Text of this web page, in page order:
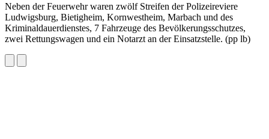
Neben der Feuerwehr waren zwölf Streifen der Polizeireviere
Ludwigsburg, Bietigheim, Kornwestheim, Marbach und des
Kriminaldauerdienstes, 7 Fahrzeuge des Bevölkerungsschutzes,
zwei Rettungswagen und ein Notarzt an der Einsatzstelle. (pp lb)